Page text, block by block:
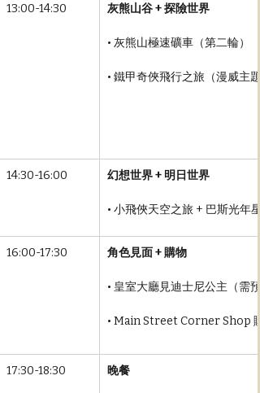
13:00-14:30 灰熊山谷 + 探險世界
• 灰熊山極速礦車（第二輪）
• 鐵甲奇俠飛行之旅（漫威主題
14:30-16:00 幻想世界 + 明日世界
• 小飛俠天空之旅 + 巴斯光年
16:00-17:30 角色見面 + 購物
• 皇室大廳見迪士尼公主（需預
• Main Street Corner Shop
17:30-18:30 晚餐